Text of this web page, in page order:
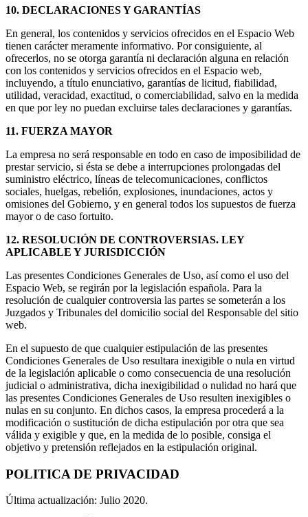
10. DECLARACIONES Y GARANTÍAS
En general, los contenidos y servicios ofrecidos en el Espacio Web
tienen carácter meramente informativo. Por consiguiente, al
ofrecerlos, no se otorga garantía ni declaración alguna en relación
con los contenidos y servicios ofrecidos en el Espacio web,
incluyendo, a título enunciativo, garantías de licitud, fiabilidad,
utilidad, veracidad, exactitud, o comerciabilidad, salvo en la medida
en que por ley no puedan excluirse tales declaraciones y garantías.
11. FUERZA MAYOR
La empresa no será responsable en todo en caso de imposibilidad de
prestar servicio, si ésta se debe a interrupciones prolongadas del
suministro eléctrico, líneas de telecomunicaciones, conflictos
sociales, huelgas, rebelión, explosiones, inundaciones, actos y
omisiones del Gobierno, y en general todos los supuestos de fuerza
mayor o de caso fortuito.
12. RESOLUCIÓN DE CONTROVERSIAS. LEY
APLICABLE Y JURISDICCIÓN
Las presentes Condiciones Generales de Uso, así como el uso del
Espacio Web, se regirán por la legislación española. Para la
resolución de cualquier controversia las partes se someterán a los
Juzgados y Tribunales del domicilio social del Responsable del sitio
web.
En el supuesto de que cualquier estipulación de las presentes
Condiciones Generales de Uso resultara inexigible o nula en virtud
de la legislación aplicable o como consecuencia de una resolución
judicial o administrativa, dicha inexigibilidad o nulidad no hará que
las presentes Condiciones Generales de Uso resulten inexigibles o
nulas en su conjunto. En dichos casos, la empresa procederá a la
modificación o sustitución de dicha estipulación por otra que sea
válida y exigible y que, en la medida de lo posible, consiga el
objetivo y pretensión reflejados en la estipulación original.
POLITICA DE PRIVACIDAD
Última actualización: Julio 2020.